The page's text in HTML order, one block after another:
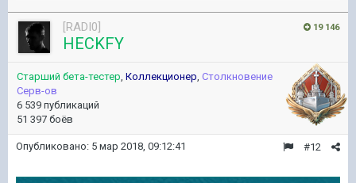
19 146
[RADI0]
HECKFY
Старший бета-тестер, Коллекционер, Столкновение
Серв-ов
6 539 публикаций
51 397 боёв
#12
Опубликовано: 5 мар 2018, 09:12:41